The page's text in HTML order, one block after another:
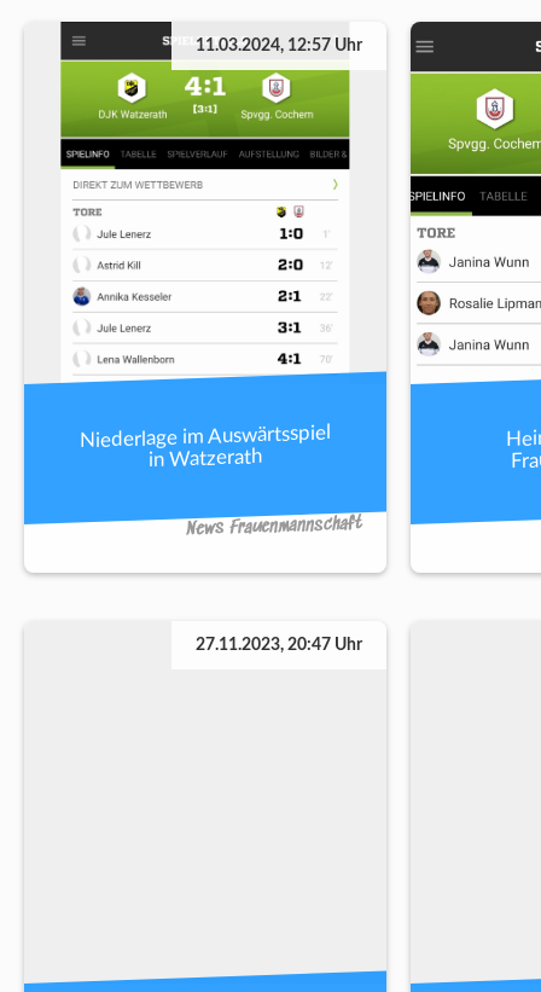
11.03.2024, 12:57 Uhr
Niederlage im Auswärtsspiel
in Watzerath
News Frauenmannschaft
27.11.2023, 20:47 Uhr